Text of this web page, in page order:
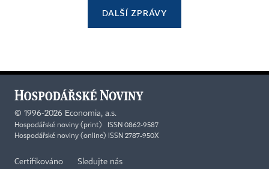
DALŠÍ ZPRÁVY
© 1996-2026 Economia, a.s.
Hospodářské noviny (print) ISSN 0862-9587
Hospodářské noviny (online) ISSN 2787-950X
Certifikováno Sledujte nás